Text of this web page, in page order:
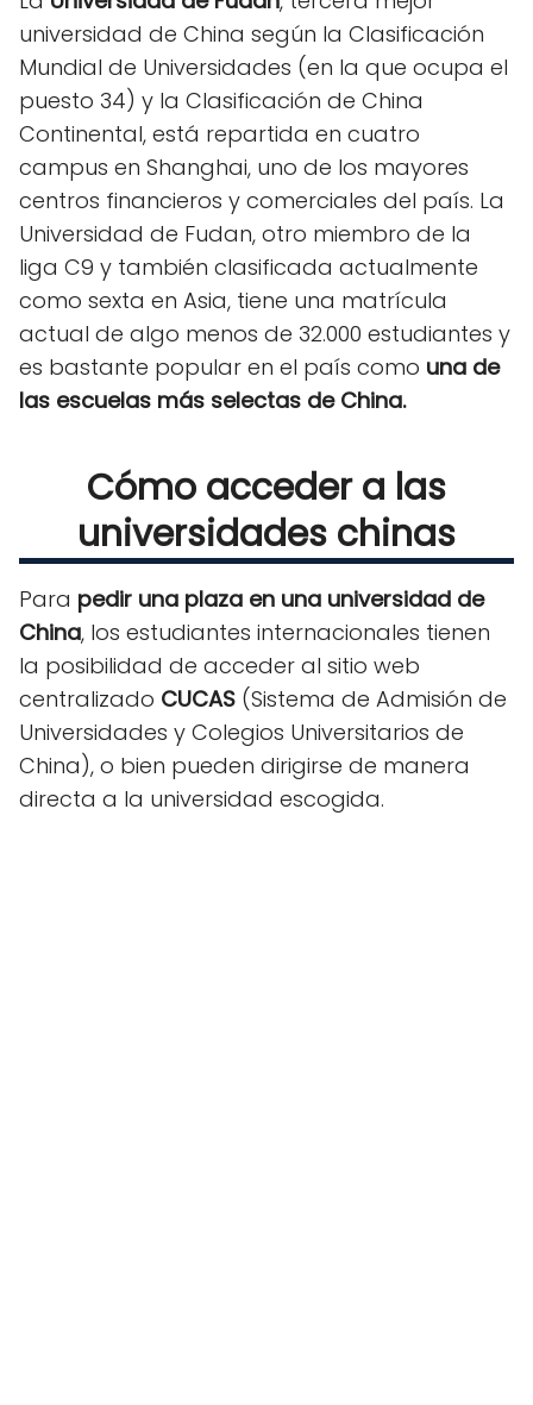
universidad de China según la Clasificación
Mundial de Universidades (en la que ocupa el
puesto 34) y la Clasificación de China
Continental, está repartida en cuatro
campus en Shanghai, uno de los mayores
centros financieros y comerciales del país. La
Universidad de Fudan, otro miembro de la
liga C9 y también clasificada actualmente
como sexta en Asia, tiene una matrícula
actual de algo menos de 32.000 estudiantes y
es bastante popular en el país como una de
las escuelas más selectas de China.
Cómo acceder a las
universidades chinas
Para pedir una plaza en una universidad de
China, los estudiantes internacionales tienen
la posibilidad de acceder al sitio web
centralizado CUCAS (Sistema de Admisión de
Universidades y Colegios Universitarios de
China), o bien pueden dirigirse de manera
directa a la universidad escogida.